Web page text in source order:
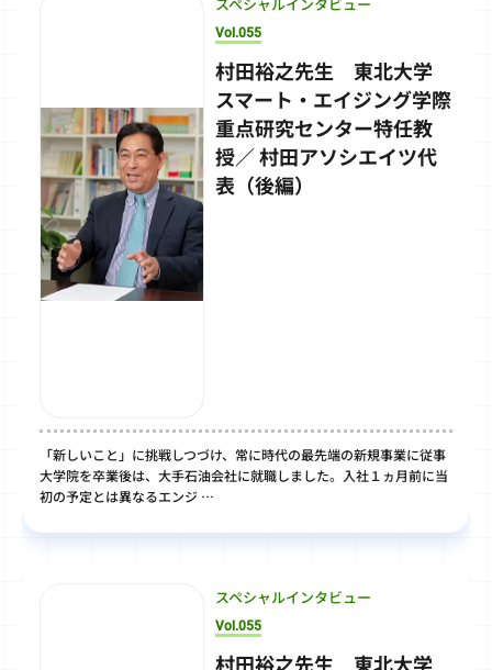
Vol.055
村田裕之先生 東北大学
スマート・エイジング学際
重点研究センター特任教
授／ 村田アソシエイツ代
表（後編）
「新しいこと」に挑戦しつづけ、常に時代の最先端の新規事業に従事
大学院を卒業後は、大手石油会社に就職しました。入社１ヵ月前に当
初の予定とは異なるエンジ …
スペシャルインタビュー
Vol.055
村田裕之先生 東北大学